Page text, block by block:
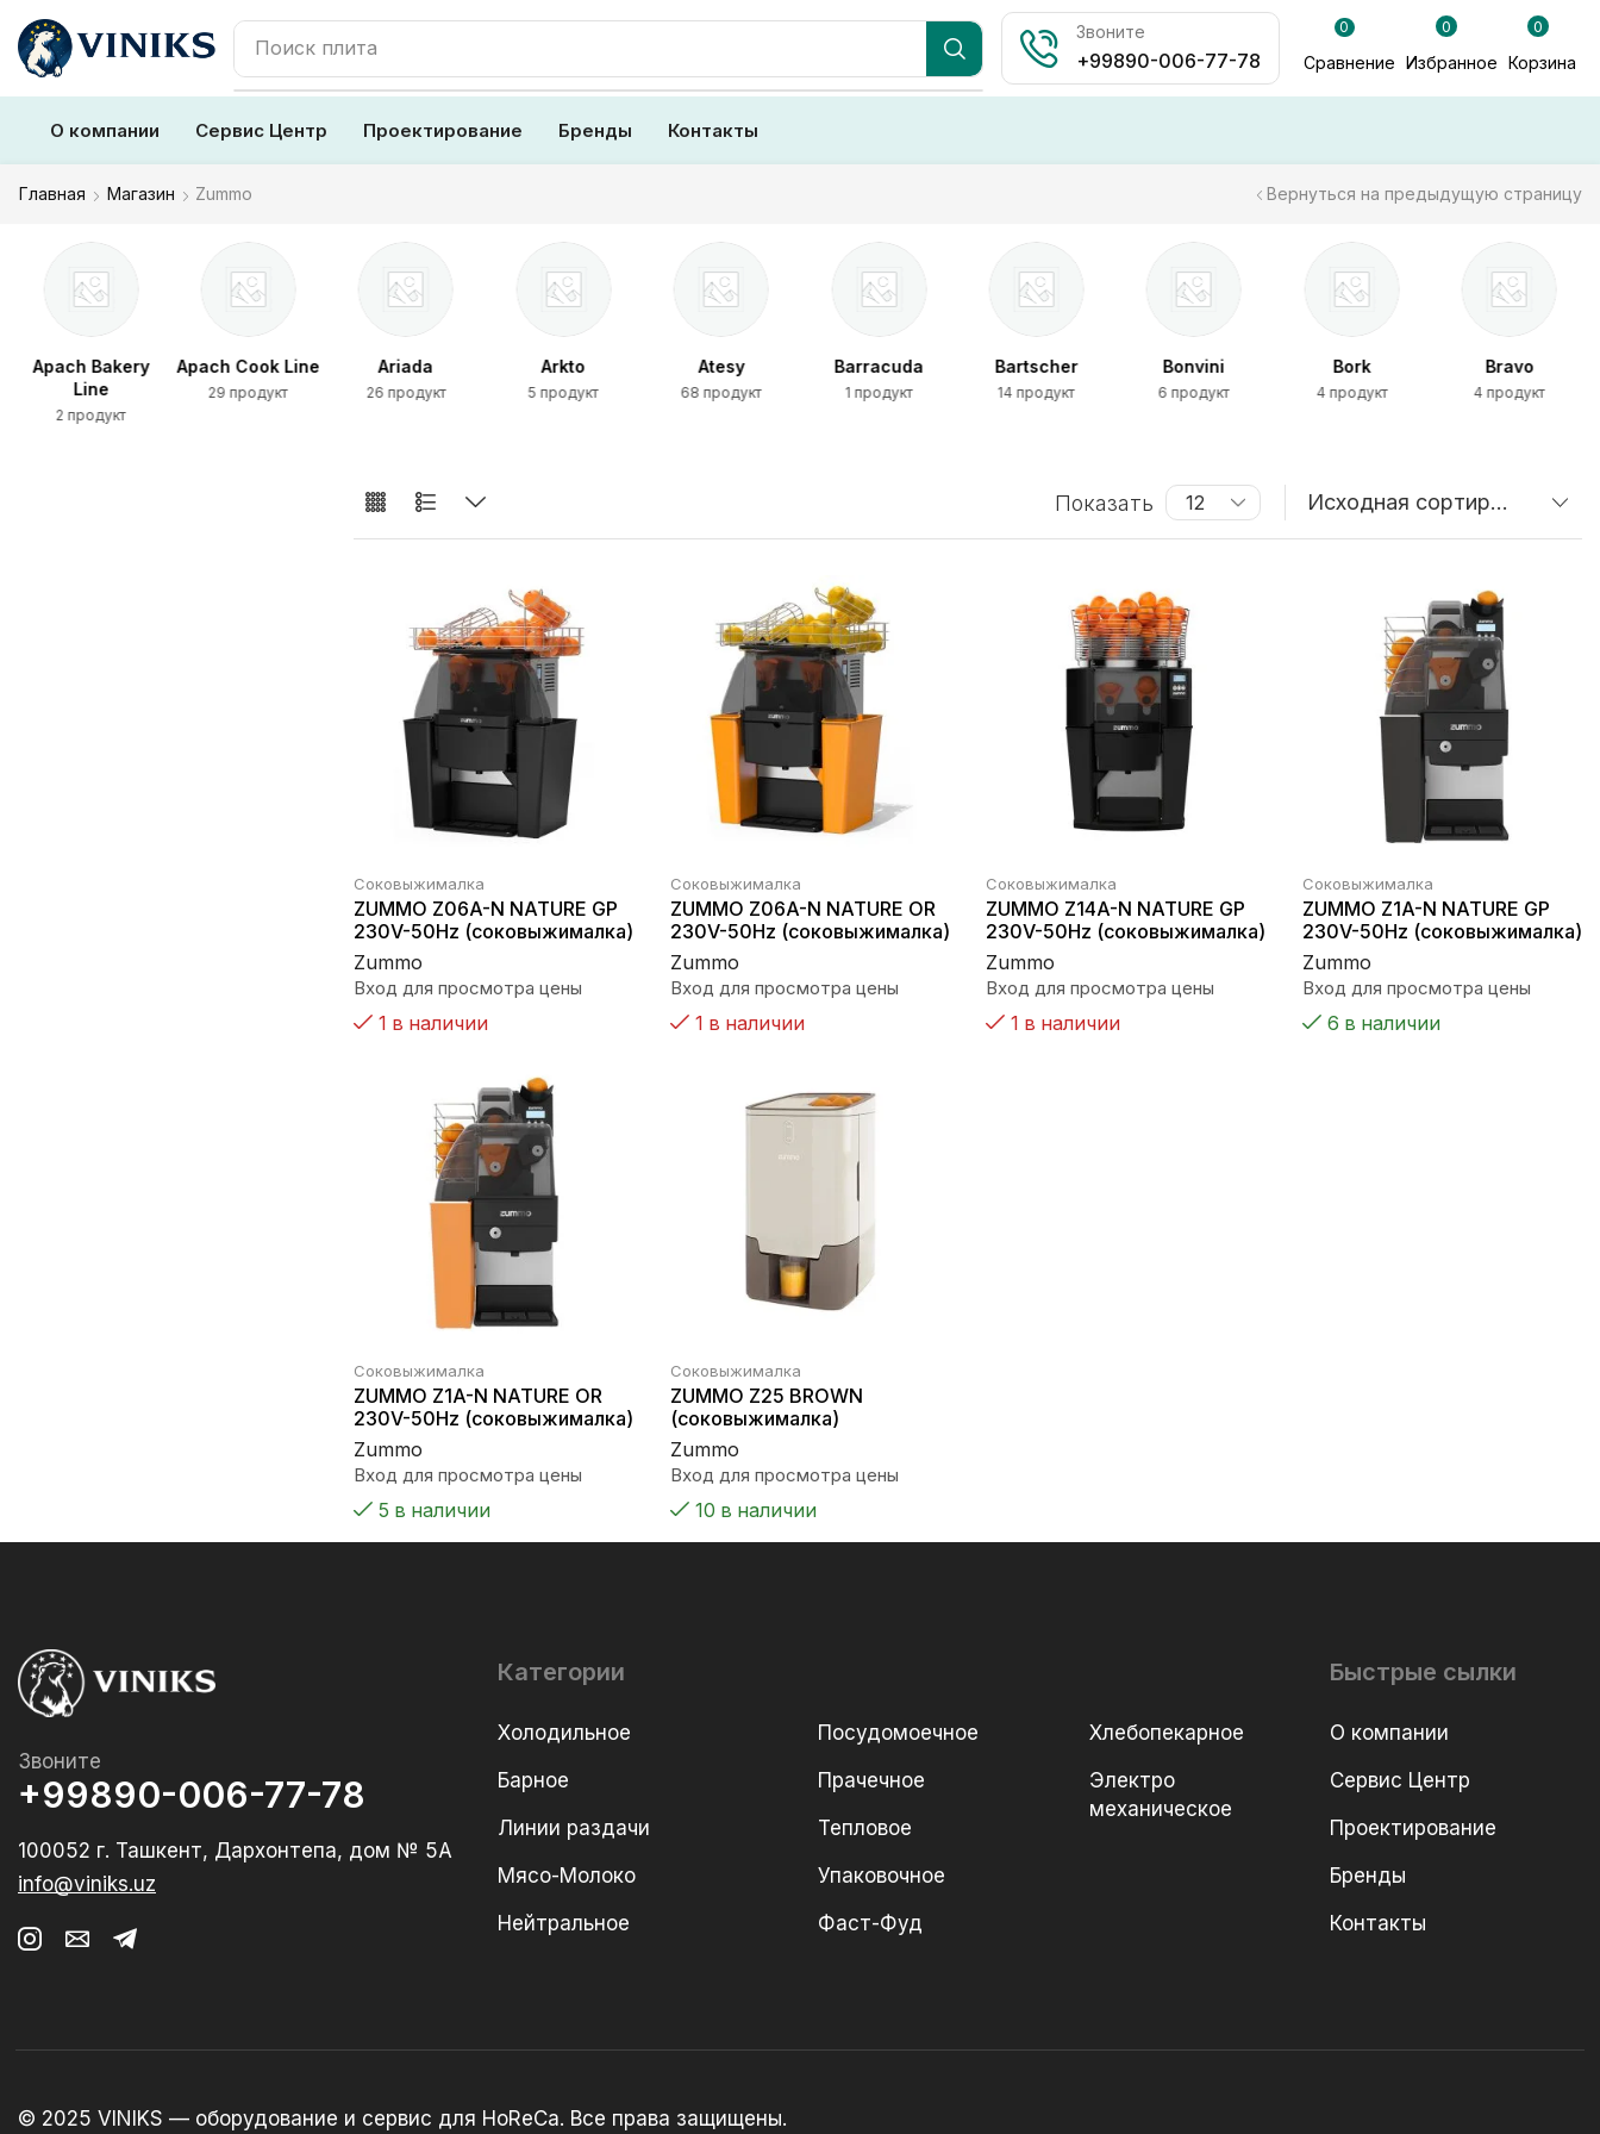
Поиск плита
Звоните
+99890-006-77-78
0
Сравнение
0
Избранное
0
Корзина
О компании Сервис Центр Проектирование Бренды Контакты
Главная Магазин Zummo Вернуться на предыдущую страницу
Apach Bakery
Line
2 продукт
Apach Cook Line
29 продукт
Ariada
26 продукт
Arkto
5 продукт
Atesy
68 продукт
Barracuda
1 продукт
Bartscher
14 продукт
Bonvini
6 продукт
Bork
4 продукт
Bravo
4 продукт
Показать
Соковыжималка
ZUMMO Z06A-N NATURE GP
230V-50Hz (соковыжималка)
Zummo
Вход для просмотра цены
1 в наличии
Соковыжималка
ZUMMO Z06A-N NATURE OR
230V-50Hz (соковыжималка)
Zummo
Вход для просмотра цены
1 в наличии
Соковыжималка
ZUMMO Z14A-N NATURE GP
230V-50Hz (соковыжималка)
Zummo
Вход для просмотра цены
1 в наличии
Соковыжималка
ZUMMO Z1A-N NATURE GP
230V-50Hz (соковыжималка)
Zummo
Вход для просмотра цены
6 в наличии
Соковыжималка
ZUMMO Z1A-N NATURE OR
230V-50Hz (соковыжималка)
Zummo
Вход для просмотра цены
5 в наличии
Соковыжималка
ZUMMO Z25 BROWN
(соковыжималка)
Zummo
Вход для просмотра цены
10 в наличии
Звоните
+99890-006-77-78
100052 г. Ташкент, Дархонтепа, дом № 5А
info@viniks.uz
Категории
Холодильное
Барное
Линии раздачи
Мясо-Молоко
Нейтральное
Посудомоечное
Прачечное
Тепловое
Упаковочное
Фаст-Фуд
Хлебопекарное
Электро
механическое
Быстрые сылки
О компании
Сервис Центр
Проектирование
Бренды
Контакты
© 2025 VINIKS — оборудование и сервис для HoReCa. Все права защищены.